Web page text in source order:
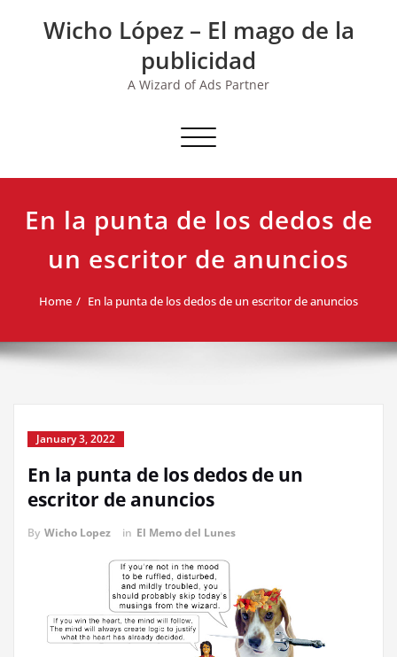
Wicho López – El mago de la
publicidad
A Wizard of Ads Partner
Toggle navigation
En la punta de los dedos de
un escritor de anuncios
Home En la punta de los dedos de un escritor de anuncios
January 3, 2022
En la punta de los dedos de un
escritor de anuncios
By Wicho Lopez in El Memo del Lunes